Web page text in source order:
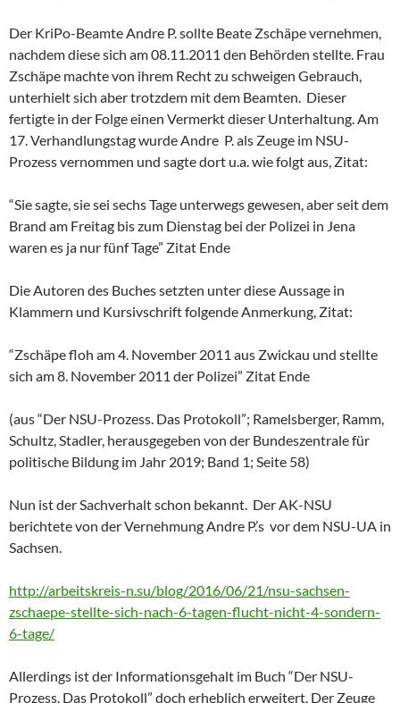
Der KriPo-Beamte Andre P. sollte Beate Zschäpe vernehmen,
nachdem diese sich am 08.11.2011 den Behörden stellte. Frau
Zschäpe machte von ihrem Recht zu schweigen Gebrauch,
unterhielt sich aber trotzdem mit dem Beamten. Dieser
fertigte in der Folge einen Vermerkt dieser Unterhaltung. Am
17. Verhandlungstag wurde Andre P. als Zeuge im NSU-
Prozess vernommen und sagte dort u.a. wie folgt aus, Zitat:
“Sie sagte, sie sei sechs Tage unterwegs gewesen, aber seit dem
Brand am Freitag bis zum Dienstag bei der Polizei in Jena
waren es ja nur fünf Tage” Zitat Ende
Die Autoren des Buches setzten unter diese Aussage in
Klammern und Kursivschrift folgende Anmerkung, Zitat:
“Zschäpe floh am 4. November 2011 aus Zwickau und stellte
sich am 8. November 2011 der Polizei” Zitat Ende
(aus “Der NSU-Prozess. Das Protokoll”; Ramelsberger, Ramm,
Schultz, Stadler, herausgegeben von der Bundeszentrale für
politische Bildung im Jahr 2019; Band 1; Seite 58)
Nun ist der Sachverhalt schon bekannt. Der AK-NSU
berichtete von der Vernehmung Andre P.’s vor dem NSU-UA in
Sachsen.
http://arbeitskreis-n.su/blog/2016/06/21/nsu-sachsen-
zschaepe-stellte-sich-nach-6-tagen-flucht-nicht-4-sondern-
6-tage/
Allerdings ist der Informationsgehalt im Buch “Der NSU-
Prozess. Das Protokoll” doch erheblich erweitert. Der Zeuge